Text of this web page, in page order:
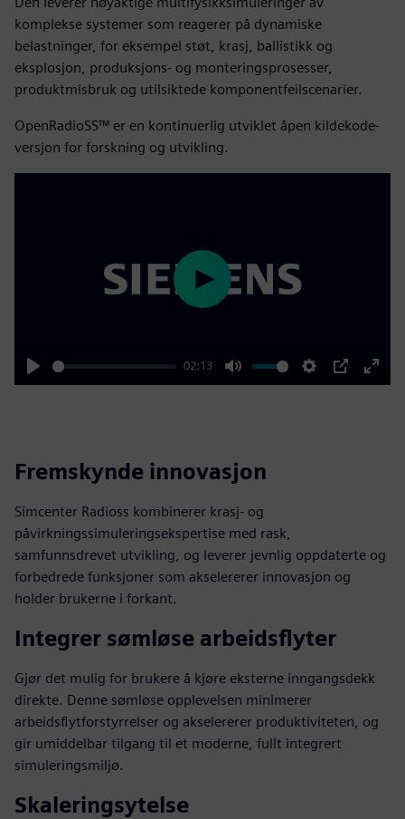
komplekse systemer som reagerer på dynamiske
belastninger, for eksempel støt, krasj, ballistikk og
eksplosjon, produksjons- og monteringsprosesser,
produktmisbruk og utilsiktede komponentfeilscenarier.
OpenRadioSS™ er en kontinuerlig utviklet åpen kildekode-
versjon for forskning og utvikling.
Play
02:13
Mute Settings
PIP
Enter
Play
Fremskynde innovasjon
Simcenter Radioss kombinerer krasj- og
påvirkningssimuleringsekspertise med rask,
samfunnsdrevet utvikling, og leverer jevnlig oppdaterte og
forbedrede funksjoner som akselererer innovasjon og
holder brukerne i forkant.
Integrer sømløse arbeidsflyter
Gjør det mulig for brukere å kjøre eksterne inngangsdekk
direkte. Denne sømløse opplevelsen minimerer
arbeidsflytforstyrrelser og akselererer produktiviteten, og
gir umiddelbar tilgang til et moderne, fullt integrert
simuleringsmiljø.
Skaleringsytelse